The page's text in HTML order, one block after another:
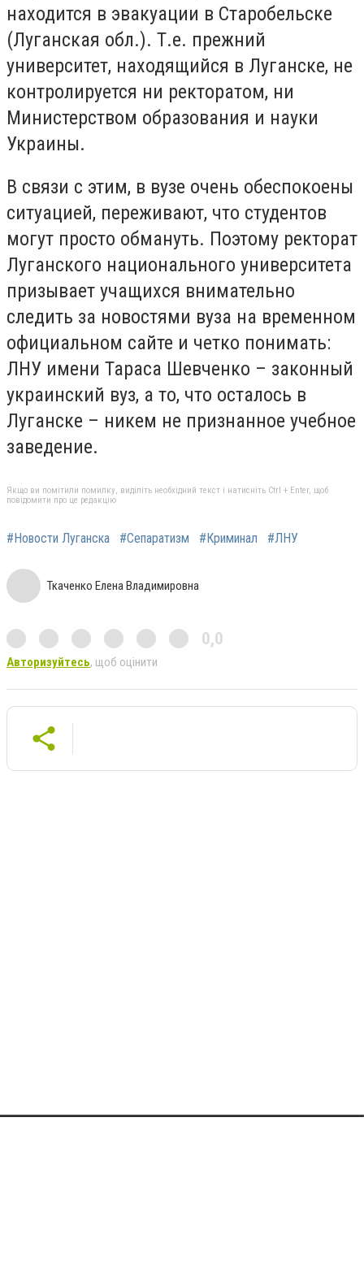
находится в эвакуации в Старобельске
(Луганская обл.). Т.е. прежний
университет, находящийся в Луганске, не
контролируется ни ректоратом, ни
Министерством образования и науки
Украины.
В связи с этим, в вузе очень обеспокоены
ситуацией, переживают, что студентов
могут просто обмануть. Поэтому ректорат
Луганского национального университета
призывает учащихся внимательно
следить за новостями вуза на временном
официальном сайте и четко понимать:
ЛНУ имени Тараса Шевченко – законный
украинский вуз, а то, что осталось в
Луганске – никем не признанное учебное
заведение.
Якщо ви помітили помилку, виділіть необхідний текст і натисніть Ctrl + Enter, щоб
повідомити про це редакцію
#Новости Луганска #Сепаратизм #Криминал #ЛНУ
Ткаченко Елена Владимировна
0,0
Авторизуйтесь, щоб оцінити